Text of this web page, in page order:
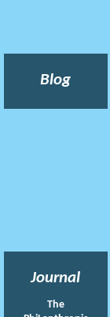
Blog
Journal
The